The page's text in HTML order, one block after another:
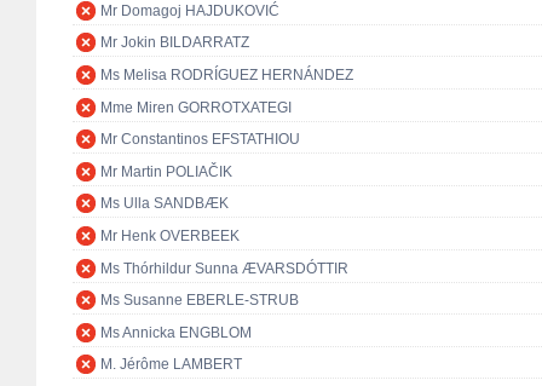
Mr Domagoj HAJDUKOVIĆ
Mr Jokin BILDARRATZ
Ms Melisa RODRÍGUEZ HERNÁNDEZ
Mme Miren GORROTXATEGI
Mr Constantinos EFSTATHIOU
Mr Martin POLIAČIK
Ms Ulla SANDBÆK
Mr Henk OVERBEEK
Ms Thórhildur Sunna ÆVARSDÓTTIR
Ms Susanne EBERLE-STRUB
Ms Annicka ENGBLOM
M. Jérôme LAMBERT